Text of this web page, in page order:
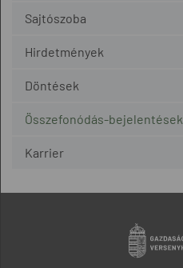
Sajtószoba
Hirdetmények
Döntések
Összefonódás-bejelentések
Karrier